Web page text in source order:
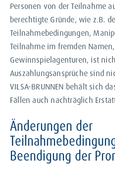
Personen von der Teilnahme
berechtigte Gründe, wie z.B.
Teilnahmebedingungen,
Teilnahme im fremden
Gewinnspielagenturen, ist
Auszahlungsansprüche sind
VILSA-BRUNNEN behält sich
Fällen auch nachträglich
Änderungen der
Beendigung der